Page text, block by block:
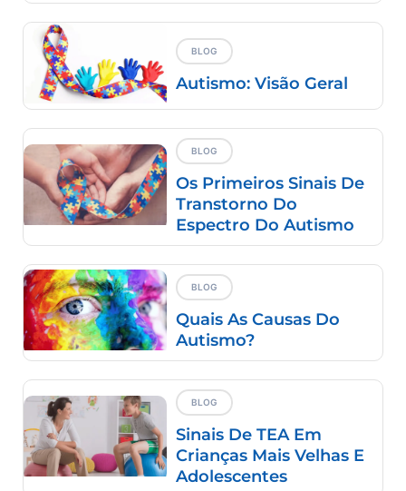
BLOG
Autismo: Visão Geral
BLOG
Os Primeiros Sinais De
Transtorno Do
Espectro Do Autismo
BLOG
Quais As Causas Do
Autismo?
BLOG
Sinais De TEA Em
Crianças Mais Velhas E
Adolescentes